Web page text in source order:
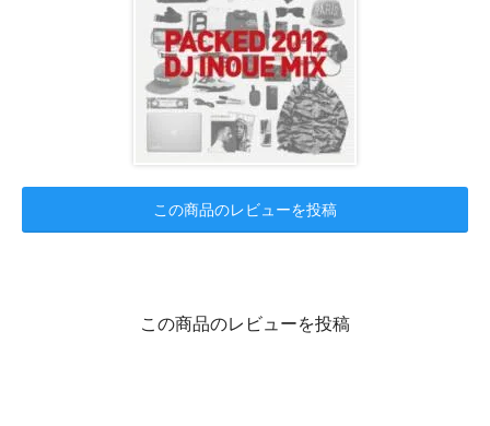
この商品のレビューを投稿
この商品のレビューを投稿